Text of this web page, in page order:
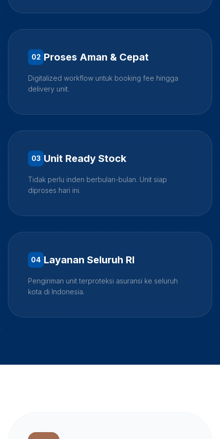
02 Proses Aman & Cepat
Digitalized workflow untuk booking fee hingga
delivery unit.
03 Unit Ready Stock
Tidak perlu inden berbulan-bulan. Unit siap
diproses hari ini.
04 Layanan Seluruh RI
Pengiriman unit terproteksi asuransi ke seluruh
kota di Indonesia.